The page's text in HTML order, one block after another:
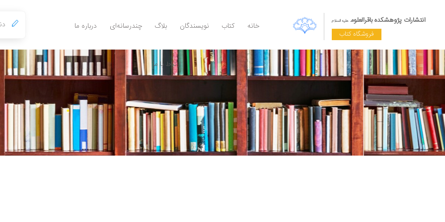
انتشارات پژوهشکده باقرالعلوم علیه السلام
فروشگاه کتاب
خانه کتاب نویسندگان بلاگ چندرسانه‌ای درباره ما
ارتباط با ما